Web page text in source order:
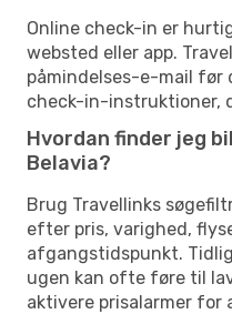
Online check-in er
websted eller app.
påmindelses-e-mail før
check-in-instruktioner,
Hvordan finder jeg
Belavia?
Brug Travellinks
efter pris, varighed,
afgangstidspunkt.
ugen kan ofte føre til
aktivere prisalarmer for